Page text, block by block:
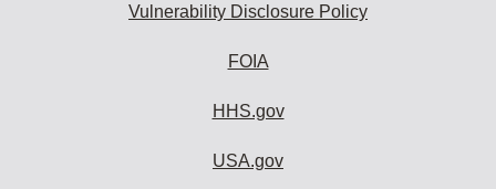
Vulnerability Disclosure Policy
FOIA
HHS.gov
USA.gov